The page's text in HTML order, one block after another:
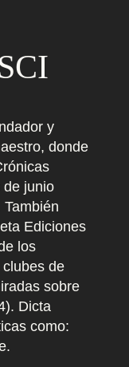
y
donde
de junio
Ediciones
los
de
sobre
Dicta
como: